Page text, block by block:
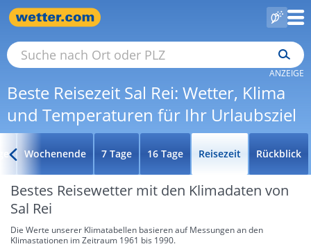
Beste Reisezeit Sal Rei: Wetter, Klima
und Temperaturen für Ihr Urlaubsziel
ANZEIGE
Wochenende 7 Tage 16 Tage Reisezeit Rückblick
Bestes Reisewetter mit den Klimadaten von
Sal Rei
Die Werte unserer Klimatabellen basieren auf Messungen an den
Klimastationen im Zeitraum 1961 bis 1990.